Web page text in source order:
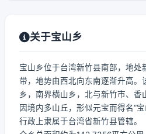
关于宝山乡
宝山乡位于台湾新竹县南部，地处
带，地势由西北向东南逐渐升高。
乡，南界横山乡，北与新竹市、香
因境内多山丘，形似元宝而得名“宝
行政上隶属于台湾省新竹县管辖。